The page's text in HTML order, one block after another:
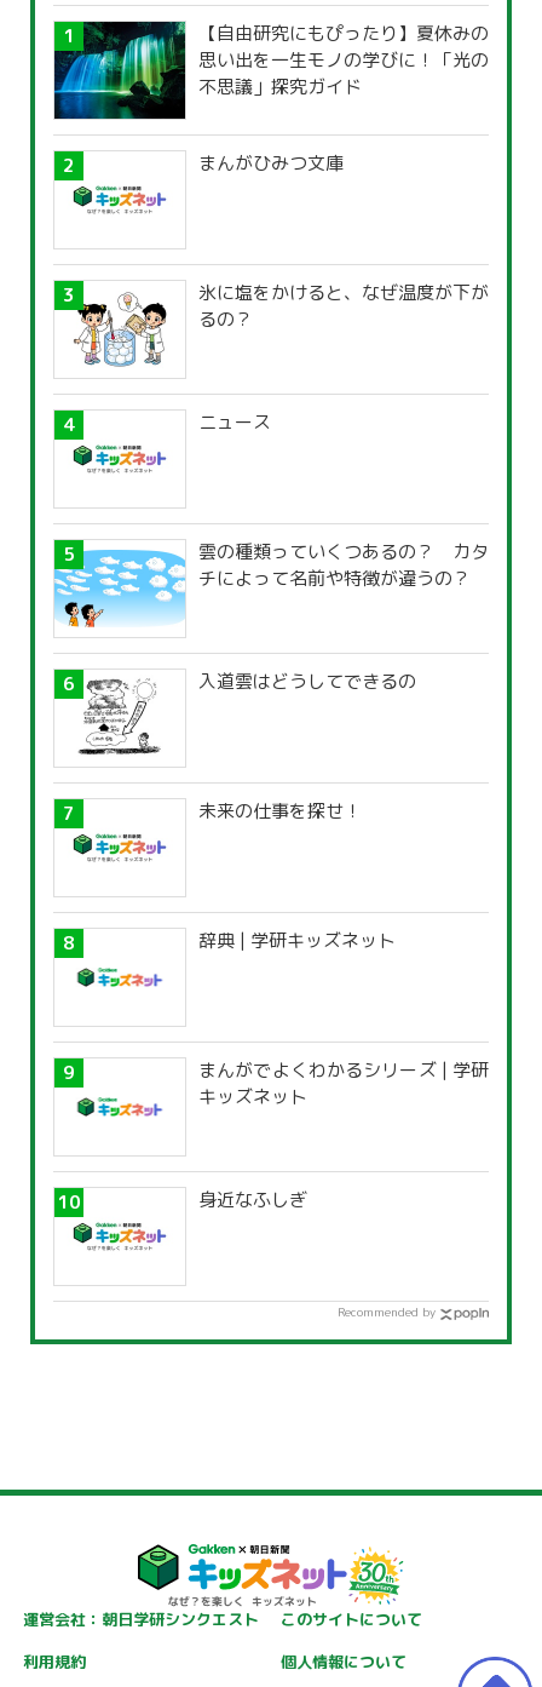
【自由研究にもぴったり】夏休みの
思い出を一生モノの学びに！「光の
不思議」探究ガイド
まんがひみつ文庫
氷に塩をかけると、なぜ温度が下が
るの？
ニュース
雲の種類っていくつあるの？ カタ
チによって名前や特徴が違うの？
入道雲はどうしてできるの
未来の仕事を探せ！
辞典 | 学研キッズネット
まんがでよくわかるシリーズ | 学研
キッズネット
身近なふしぎ
Recommended by
運営会社：朝日学研シンクエスト
このサイトについて
利用規約
個人情報について